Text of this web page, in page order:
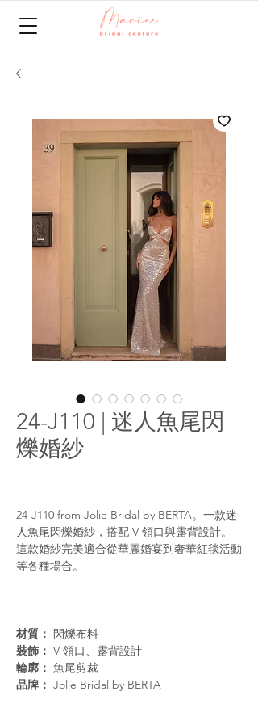
24-J110 | 迷人魚尾閃
爍婚紗
24-J110 from Jolie Bridal by BERTA。一款迷
人魚尾閃爍婚紗，搭配 V 領口與露背設計。
這款婚紗完美適合從華麗婚宴到奢華紅毯活動
等各種場合。
材質： 閃爍布料
裝飾： V 領口、露背設計
輪廓： 魚尾剪裁
品牌： Jolie Bridal by BERTA